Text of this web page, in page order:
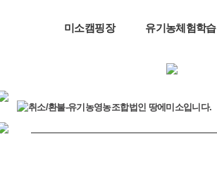
미소캠핑장 유기농체험학습